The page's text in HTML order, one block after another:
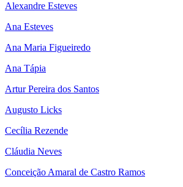
Alexandre Esteves
Ana Esteves
Ana Maria Figueiredo
Ana Tápia
Artur Pereira dos Santos
Augusto Licks
Cecília Rezende
Cláudia Neves
Conceição Amaral de Castro Ramos